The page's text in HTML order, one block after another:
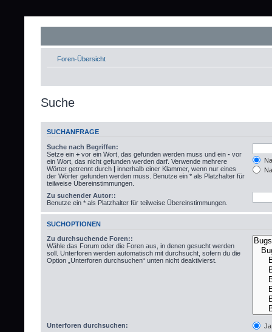
Foren-Übersicht
Suche
SUCHANFRAGE
Suche nach Begriffen:
Setze ein + vor ein Wort, das gefunden werden muss und ein - vor
ein Wort, das nicht gefunden werden darf. Verwende mehrere
Wörter getrennt durch | innerhalb einer Klammer, wenn nur eines
der Wörter gefunden werden muss. Benutze ein * als Platzhalter für
teilweise Übereinstimmungen.
Zu suchender Autor::
Benutze ein * als Platzhalter für teilweise Übereinstimmungen.
SUCHOPTIONEN
Zu durchsuchende Foren::
Wähle das Forum oder die Foren aus, in denen gesucht werden
soll. Unterforen werden automatisch mit durchsucht, sofern du die
Option „Unterforen durchsuchen“ unten nicht deaktivierst.
Unterforen durchsuchen:
Ja